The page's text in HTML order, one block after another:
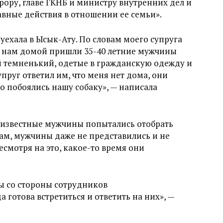
действия в отношении ее семьи».
в Ысык-Ату. По словам моего супруга
нам домой пришли 35-40 летние мужчины
темненький, одетые в гражданскую одежду и
ответил им, что меня нет дома, они
нашу собаку», — написала
мужчины попытались отобрать
мужчины даже не представились и не
на это, какое-то время они
со стороны сотрудников
встретиться и ответить на них», —